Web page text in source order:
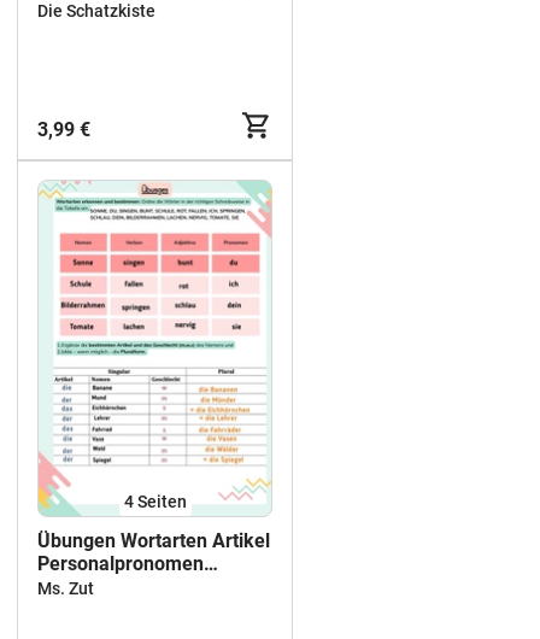
Die Schatzkiste
3,99 €
4Seiten
Übungen Wortarten Artikel
Personalpronomen
Adjektive
Ms. Zut